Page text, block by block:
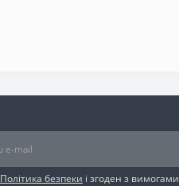
Політика безпеки і згоден з вимогами